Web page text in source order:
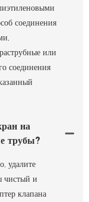
соединения
или
соединения
на
трубы?
удалите
чистый и
клапана